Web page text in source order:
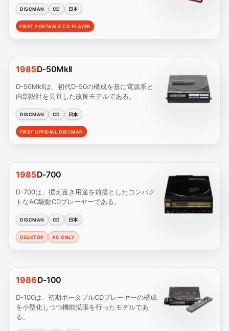
DISCMAN CD 日本
FIRST PORTABLE CD PLAYER
1985D-50MkII
D-50MkIIは、初代D-50の構成を基に電源系と
内部設計を見直した改良モデルである。
DISCMAN CD 日本
FIRST OFFICIAL DISCMAN
1985D-700
D-700は、据え置き用途を前提としたコンパク
トなAC駆動CDプレーヤーである。
DISCMAN CD 日本
DESKTOP AC ONLY
1986D-100
D-100は、初期ポータブルCDプレーヤーの構成
を小型化しつつ機能拡張を行ったモデルであ
る。